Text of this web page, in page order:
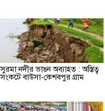
সুরমা নদীর ভাঙন অব্যাহত : অস্তিত্ব
সংকটে বাউসা-কেশবপুর গ্রাম